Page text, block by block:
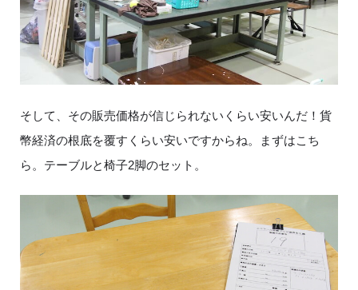
そして、その販売価格が信じられないくらい安いんだ！貨
幣経済の根底を覆すくらい安いですからね。まずはこち
ら。テーブルと椅子2脚のセット。